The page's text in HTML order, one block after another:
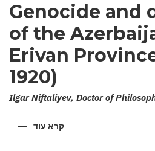
Genocide and
of the
Erivan
1920)
Ilgar Niftaliyev, Doctor of
קרא עודעל